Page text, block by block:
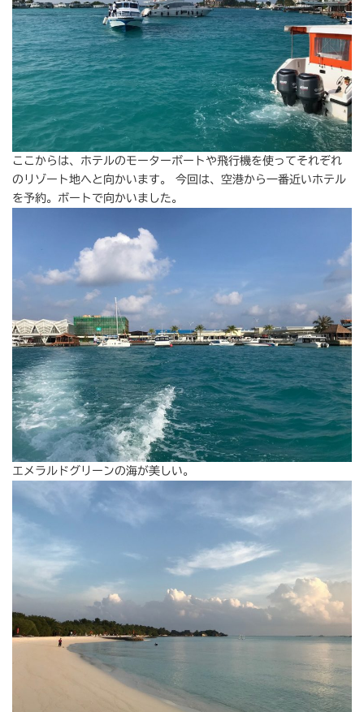
ここからは、ホテルのモーターボートや飛行機を使ってそれぞれ
のリゾート地へと向かいます。 今回は、空港から一番近いホテル
を予約。ボートで向かいました。
エメラルドグリーンの海が美しい。